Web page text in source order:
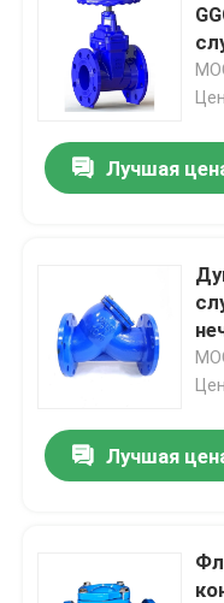
Лучшая
Лучшая